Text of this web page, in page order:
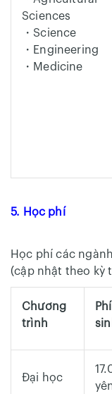
Sciences
・Science
・Engineering
・Medicine
5. Học phí
Học phí các
(cập nhật theo kỳ
Chương
trình
Đại học